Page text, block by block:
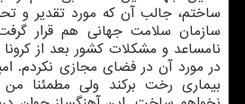
ساختم، جالب آن که مورد تقدیر و
سازمان سلامت جهانی هم قرار
نامساعد و مشکلات کشور بعد از
در مورد آن در فضای مجازی نکردم.
بیماری رخت برکند ولی مطمئنا